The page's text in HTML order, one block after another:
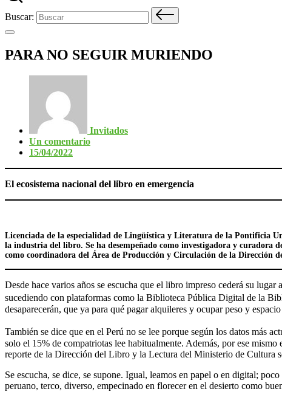
Buscar:
PARA NO SEGUIR MURIENDO
Invitados
Un comentario
15/04/2022
El ecosistema nacional del libro en emergencia
Licenciada de la especialidad de Lingüística y Literatura de la Pontificia
la industria del libro. Se ha desempeñado como investigadora y curadora
como coordinadora del Área de Producción y Circulación de la Dirección
Desde hace varios años se escucha que el libro impreso cederá su
sucediendo con plataformas como la Biblioteca Pública Digital de la
desaparecerán, que ya para qué pagar alquileres y ocupar peso y
También se dice que en el Perú no se lee porque según los datos
solo el 15% de compatriotas lee habitualmente. Además, por ese
reporte de la Dirección del Libro y la Lectura del Ministerio de Cultura
Se escucha, se dice, se supone. Igual, leamos en papel o en digital;
peruano, terco, diverso, empecinado en florecer en el desierto como